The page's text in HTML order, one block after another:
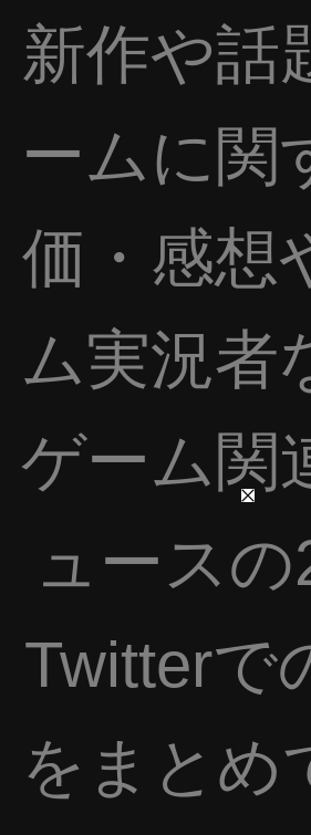
新作や話
ームに関
価・感想
ム実況者
ゲーム関
ュース
Twitterで
をまとめ